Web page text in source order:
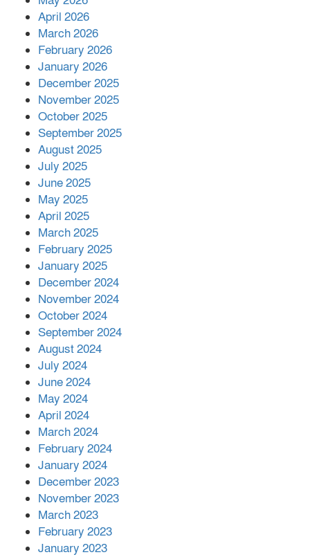
পর ফোন তারেক রহমানের,গ্যাস সঙ্কট
সহায়তা দিলেন সাচিং প্রু জেরী
April 2026
March 2026
February 2026
January 2026
December 2025
November 2025
October 2025
September 2025
August 2025
July 2025
June 2025
May 2025
April 2025
March 2025
February 2025
January 2025
December 2024
November 2024
October 2024
September 2024
August 2024
July 2024
June 2024
May 2024
April 2024
March 2024
February 2024
January 2024
December 2023
November 2023
March 2023
February 2023
January 2023